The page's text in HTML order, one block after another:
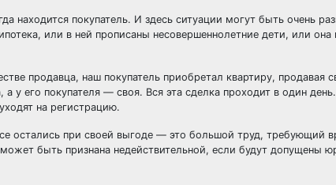
находится покупатель. И здесь ситуации могут быть очень
или в ней прописаны несовершеннолетние дети, или она
продавца, наш покупатель приобретал квартиру, продавая
у его покупателя — своя. Вся эта сделка проходит в один
на регистрацию.
остались при своей выгоде — это большой труд, требующий
быть признана недействительной, если будут допущены